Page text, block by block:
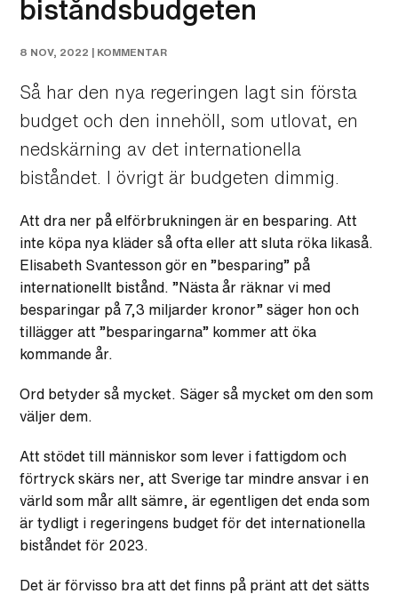
biståndsbudgeten
8 NOV, 2022 | KOMMENTAR
Så har den nya regeringen lagt sin första
budget och den innehöll, som utlovat, en
nedskärning av det internationella
biståndet. I övrigt är budgeten dimmig.
Att dra ner på elförbrukningen är en besparing. Att
inte köpa nya kläder så ofta eller att sluta röka likaså.
Elisabeth Svantesson gör en ”besparing” på
internationellt bistånd. ”Nästa år räknar vi med
besparingar på 7,3 miljarder kronor” säger hon och
tillägger att ”besparingarna” kommer att öka
kommande år.
Ord betyder så mycket. Säger så mycket om den som
väljer dem.
Att stödet till människor som lever i fattigdom och
förtryck skärs ner, att Sverige tar mindre ansvar i en
värld som mår allt sämre, är egentligen det enda som
är tydligt i regeringens budget för det internationella
biståndet för 2023.
Det är förvisso bra att det finns på pränt att det sätts